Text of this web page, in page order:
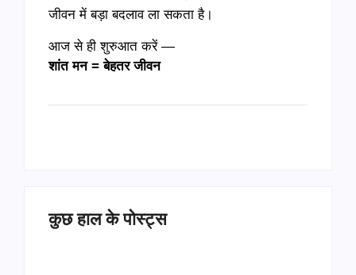
जीवन में बड़ा बदलाव ला सकता है।
आज से ही शुरुआत करें —
शांत मन = बेहतर जीवन
कुछ हाल के पोस्ट्स